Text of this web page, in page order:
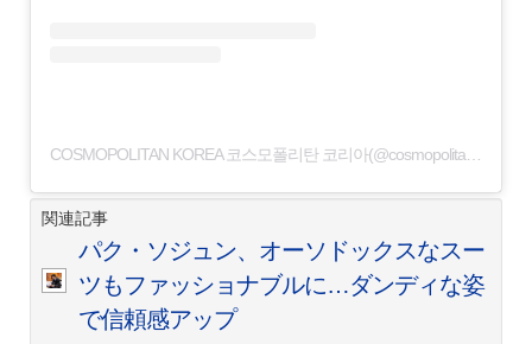
関連記事
パク・ソジュン、オーソドックスなスー
ツもファッショナブルに…ダンディな姿
で信頼感アップ